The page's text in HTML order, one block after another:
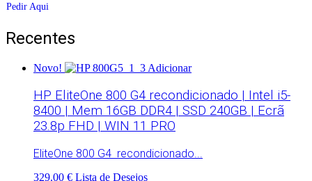
Pedir Aqui
Recentes
Novo! Adicionar
HP EliteOne 800 G4 recondicionado | Intel i5-
8400 | Mem 16GB DDR4 | SSD 240GB | Ecrã
23.8p FHD | WIN 11 PRO
EliteOne 800 G4 recondicionado...
329.00 € Lista de Desejos